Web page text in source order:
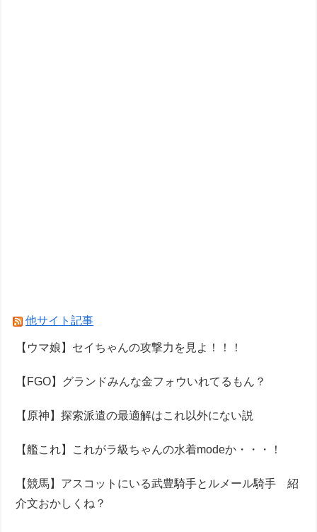
他サイト記事
【ウマ娘】セイちゃんの攻撃力を見よ！！！
【FGO】グランドみんな金フォウいれてるもん？
【原神】探索派遣の最適解はこれ以外にない説
【艦これ】これがラ級ちゃんの水着modeか・・・！
【競馬】アスコットにいる武豊騎手とルメール騎手 紹
介文おかしくね？